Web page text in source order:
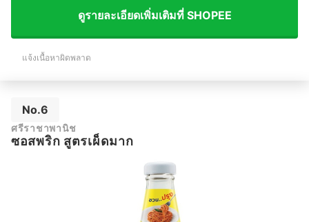
ดูรายละเอียดเพิ่มเติมที่ SHOPEE
แจ้งเนื้อหาผิดพลาด
No.6
ศรีราชาพานิช
ซอสพริก สูตรเผ็ดมาก